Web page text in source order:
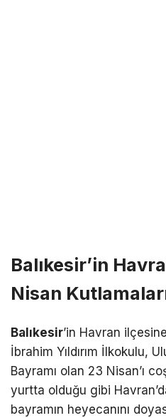
Balıkesir’in
Nisan
Balıkesir’in Havran
İbrahim Yıldırım İlkokulu,
Bayramı olan 23 Nisan’ı
yurtta olduğu gibi
bayramın heyecanını